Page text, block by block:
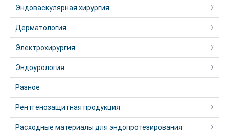
Эндоваскулярная хирургия
Дерматология
Электрохирургия
Эндоурология
Разное
Рентгенозащитная продукция
Расходные материалы для эндопротезирования